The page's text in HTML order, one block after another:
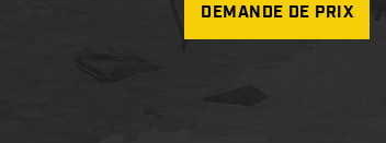
DEMANDE DE PRIX